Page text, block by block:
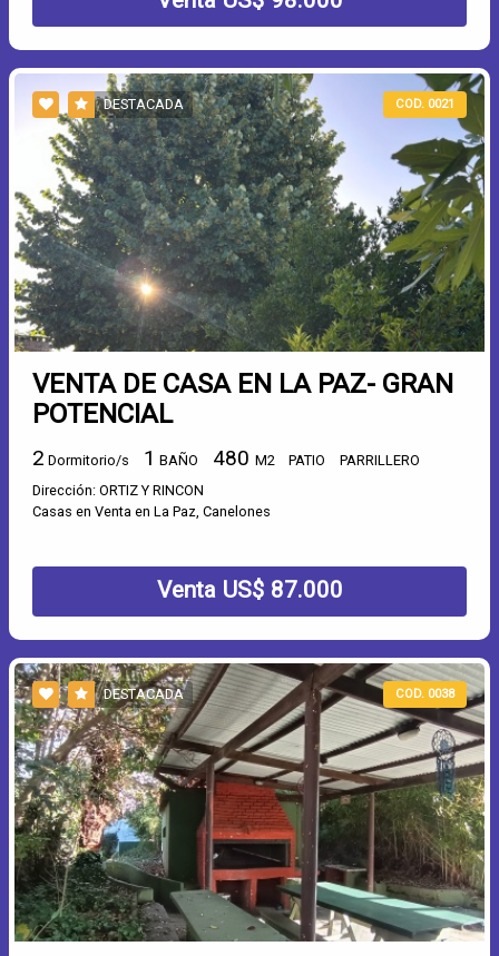
DESTACADA COD. 0021
VENTA DE CASA EN LA PAZ- GRAN
POTENCIAL
2 Dormitorio/s 1 BAÑO 480 M2 PATIO
PARRILLERO
Dirección: ORTIZ Y RINCON
Casas en Venta en La Paz, Canelones
Venta US$ 87.000
DESTACADA COD. 0038